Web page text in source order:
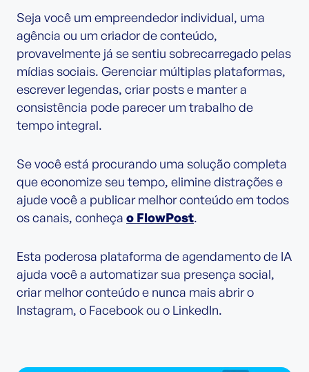
Seja você um empreendedor individual, uma
agência ou um criador de conteúdo,
provavelmente já se sentiu sobrecarregado pelas
mídias sociais. Gerenciar múltiplas plataformas,
escrever legendas, criar posts e manter a
consistência pode parecer um trabalho de
tempo integral.
Se você está procurando uma solução completa
que economize seu tempo, elimine distrações e
ajude você a publicar melhor conteúdo em todos
os canais, conheça o FlowPost.
Esta poderosa plataforma de agendamento de IA
ajuda você a automatizar sua presença social,
criar melhor conteúdo e nunca mais abrir o
Instagram, o Facebook ou o LinkedIn.